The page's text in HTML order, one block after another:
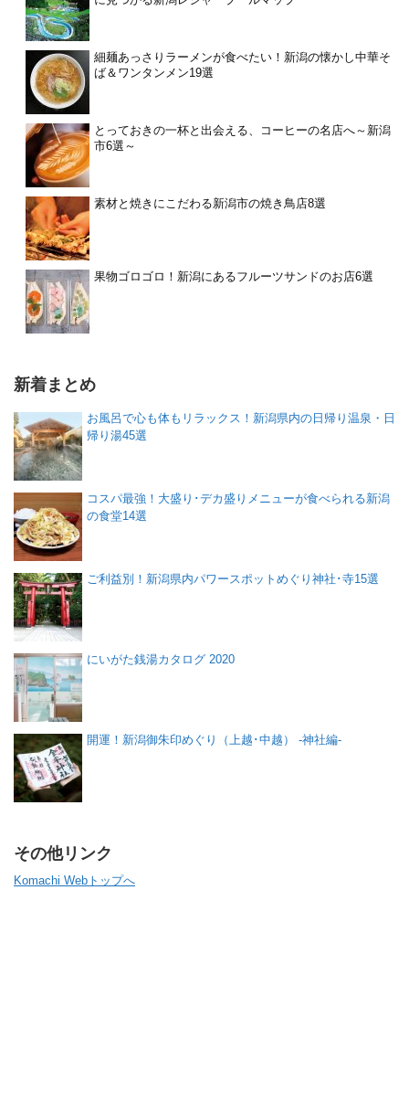
細麺あっさりラーメンが食べたい！新潟の懐かし中華そ
ば＆ワンタンメン19選
とっておきの一杯と出会える、コーヒーの名店へ～新潟
市6選～
素材と焼きにこだわる新潟市の焼き鳥店8選
果物ゴロゴロ！新潟にあるフルーツサンドのお店6選
新着まとめ
お風呂で心も体もリラックス！新潟県内の日帰り温泉・日
帰り湯45選
コスパ最強！大盛り･デカ盛りメニューが食べられる新潟
の食堂14選
ご利益別！新潟県内パワースポットめぐり神社･寺15選
にいがた銭湯カタログ 2020
開運！新潟御朱印めぐり（上越･中越） -神社編-
その他リンク
Komachi Webトップへ